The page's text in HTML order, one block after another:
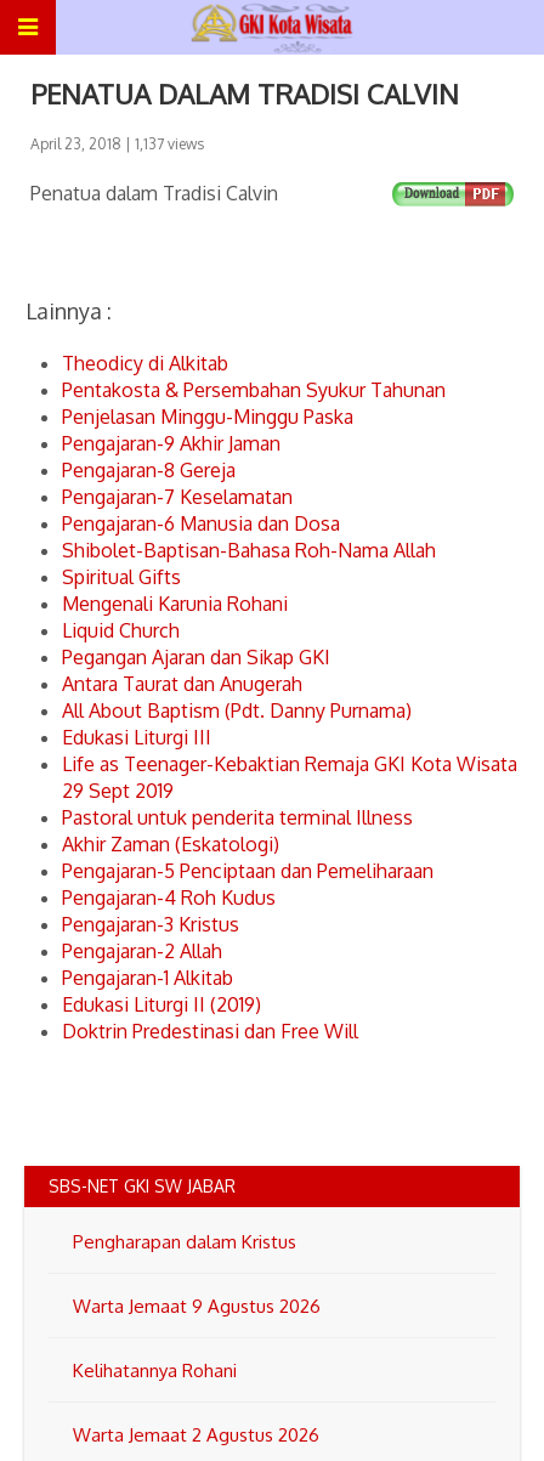
PENATUA DALAM TRADISI CALVIN
April 23, 2018 | 1,137 views
Penatua dalam Tradisi Calvin
Lainnya :
Theodicy di Alkitab
Pentakosta & Persembahan Syukur Tahunan
Penjelasan Minggu-Minggu Paska
Pengajaran-9 Akhir Jaman
Pengajaran-8 Gereja
Pengajaran-7 Keselamatan
Pengajaran-6 Manusia dan Dosa
Shibolet-Baptisan-Bahasa Roh-Nama Allah
Spiritual Gifts
Mengenali Karunia Rohani
Liquid Church
Pegangan Ajaran dan Sikap GKI
Antara Taurat dan Anugerah
All About Baptism (Pdt. Danny Purnama)
Edukasi Liturgi III
Life as Teenager-Kebaktian Remaja GKI Kota Wisata
29 Sept 2019
Pastoral untuk penderita terminal Illness
Akhir Zaman (Eskatologi)
Pengajaran-5 Penciptaan dan Pemeliharaan
Pengajaran-4 Roh Kudus
Pengajaran-3 Kristus
Pengajaran-2 Allah
Pengajaran-1 Alkitab
Edukasi Liturgi II (2019)
Doktrin Predestinasi dan Free Will
SBS-NET GKI SW JABAR
Pengharapan dalam Kristus
Warta Jemaat 9 Agustus 2026
Kelihatannya Rohani
Warta Jemaat 2 Agustus 2026